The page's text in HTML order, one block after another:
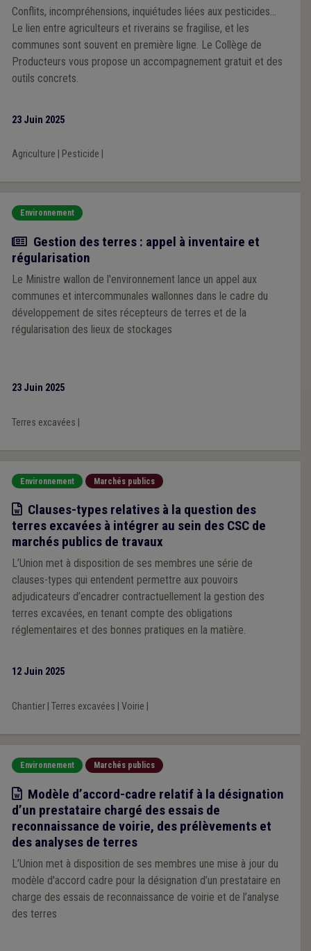
Conflits, incompréhensions, inquiétudes liées aux pesticides…
Le lien entre agriculteurs et riverains se fragilise, et les
communes sont souvent en première ligne. Le Collège de
Producteurs vous propose un accompagnement gratuit et des
outils concrets.
23 Juin 2025
Agriculture Pesticide
Environnement
Actualité
Gestion des terres : appel à inventaire et
régularisation
Le Ministre wallon de l'environnement lance un appel aux
communes et intercommunales wallonnes dans le cadre du
développement de sites récepteurs de terres et de la
régularisation des lieux de stockages
23 Juin 2025
Terres excavées
Environnement Marchés publics
Modèle
Clauses-types relatives à la question des
terres excavées à intégrer au sein des CSC de
marchés publics de travaux
L’Union met à disposition de ses membres une série de
clauses-types qui entendent permettre aux pouvoirs
adjudicateurs d’encadrer contractuellement la gestion des
terres excavées, en tenant compte des obligations
réglementaires et des bonnes pratiques en la matière.
12 Juin 2025
Chantier| Terres excavées Voirie
Environnement Marchés publics
Modèle
Modèle d’accord-cadre relatif à la désignation
d’un prestataire chargé des essais de
reconnaissance de voirie, des prélèvements et
des analyses de terres
L’Union met à disposition de ses membres une mise à jour du
modèle d'accord cadre pour la désignation d’un prestataire en
charge des essais de reconnaissance de voirie et de l’analyse
des terres